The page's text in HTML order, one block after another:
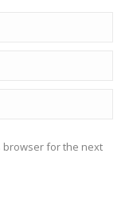
browser for the next